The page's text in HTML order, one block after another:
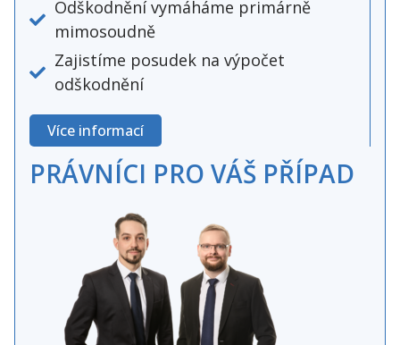
Odškodnění vymáháme primárně
mimosoudně
Zajistíme posudek na výpočet
odškodnění
Více informací
PRÁVNÍCI PRO VÁŠ PŘÍPAD